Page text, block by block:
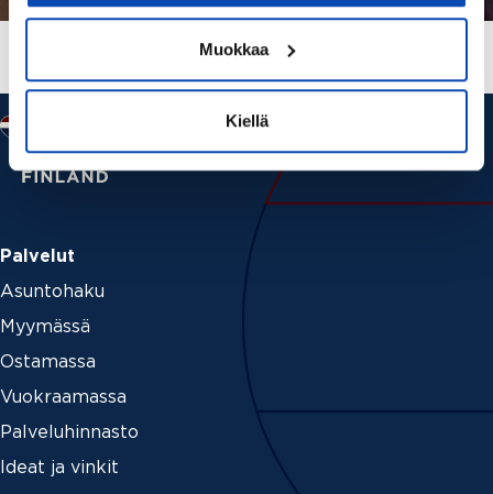
Muokkaa
Kiellä
Palvelut
Asuntohaku
Myymässä
Ostamassa
Vuokraamassa
Palveluhinnasto
Ideat ja vinkit